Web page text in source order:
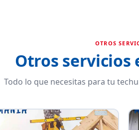
OTROS
Otros servicios
Todo lo que necesitas para tu